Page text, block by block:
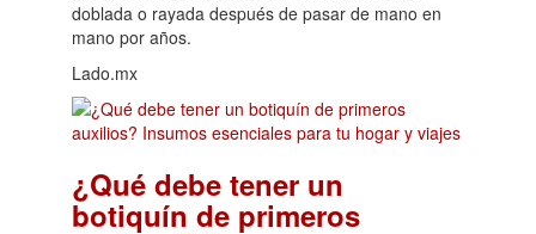
doblada o rayada después de pasar de mano en
mano por años.
Lado.mx
¿Qué debe tener un
botiquín de primeros